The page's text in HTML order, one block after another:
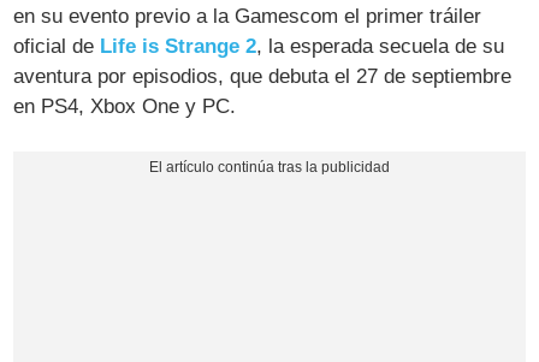
en su evento previo a la Gamescom el primer tráiler
oficial de Life is Strange 2, la esperada secuela de su
aventura por episodios, que debuta el 27 de septiembre
en PS4, Xbox One y PC.